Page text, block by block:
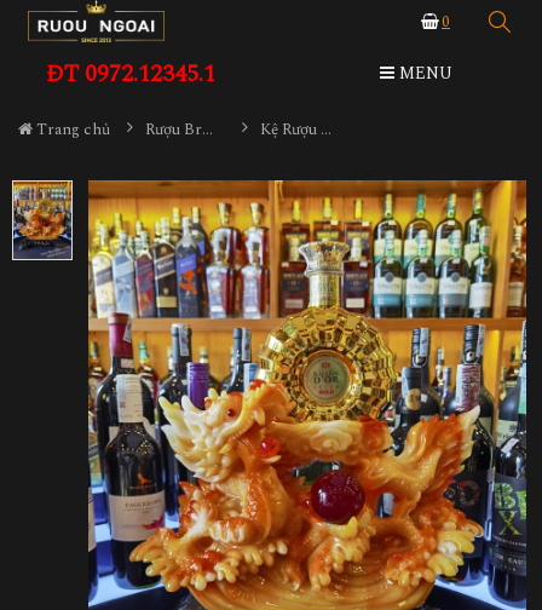
0
ĐT 0972.12345.1 MENU
Trang chủ Rượu Brandy Kệ Rượu XO Tài Phú Hưng Long - Rồng Vàng Giả Đá